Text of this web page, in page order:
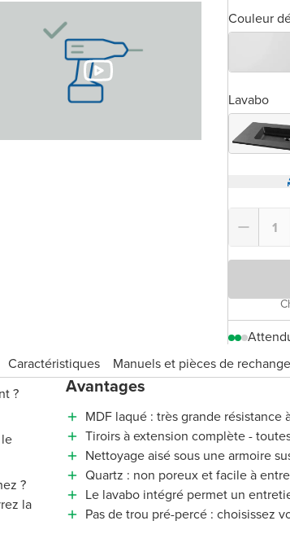
Couleur
Lavabo
Caractéristiques Manuels et pièces de rechange
?
?
la
Avantages
MDF laqué : très grande résistance
Tiroirs à extension complète -
Nettoyage aisé sous une armoire
Quartz : non poreux et facile à
Le lavabo intégré permet un
Pas de trou pré-percé : choisissez